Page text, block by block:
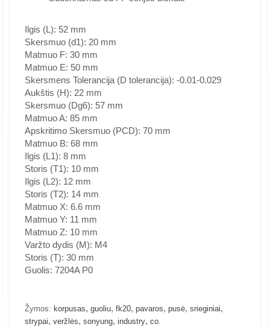
Ilgis (L): 52 mm
Skersmuo (d1): 20 mm
Matmuo F: 30 mm
Matmuo E: 50 mm
Skersmens Tolerancija (D tolerancija): -0.01-0.029
Aukštis (H): 22 mm
Skersmuo (Dg6): 57 mm
Matmuo A: 85 mm
Apskritimo Skersmuo (PCD): 70 mm
Matmuo B: 68 mm
Ilgis (L1): 8 mm
Storis (T1): 10 mm
Ilgis (L2): 12 mm
Storis (T2): 14 mm
Matmuo X: 6.6 mm
Matmuo Y: 11 mm
Matmuo Z: 10 mm
Varžto dydis (M): M4
Storis (T): 30 mm
Guolis: 7204A P0
Žymos: korpusas, guoliu, fk20, pavaros, pusė, srieginiai,
strypai, veržlės, sonyung, industry, co.